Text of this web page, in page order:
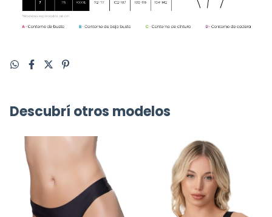
Descubrí otros modelos